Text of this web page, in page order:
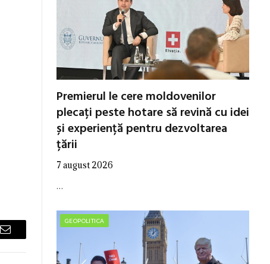
Email
Premierul le cere moldovenilor
plecați peste hotare să revină cu idei
și experiență pentru dezvoltarea
țării
7 august 2026
…
GEOPOLITICA